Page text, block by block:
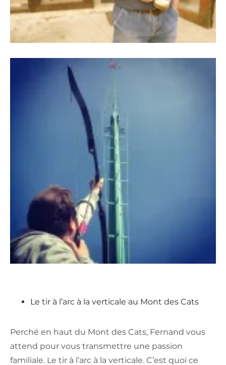
Le tir à l’arc à la verticale au Mont des Cats
Perché en haut du Mont des Cats, Fernand vous
attend pour vous transmettre une passion
familiale. Le tir à l’arc à la verticale. C’est quoi ce